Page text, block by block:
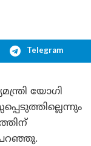
Telegram
യോഗി